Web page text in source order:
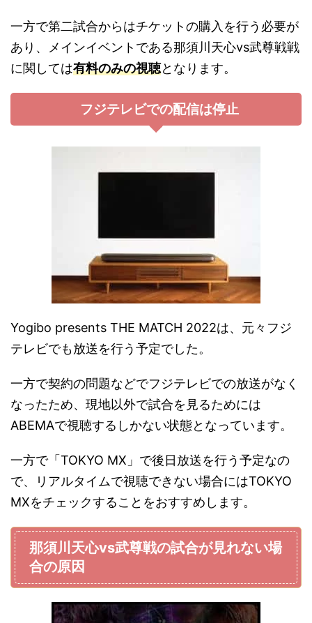
一方で第二試合からはチケットの購入を行う必要が
あり、メインイベントである那須川天心vs武尊戦戦
に関しては有料のみの視聴となります。
フジテレビでの配信は停止
Yogibo presents THE MATCH 2022は、元々フジ
テレビでも放送を行う予定でした。
一方で契約の問題などでフジテレビでの放送がなく
なったため、現地以外で試合を見るためには
ABEMAで視聴するしかない状態となっています。
一方で「TOKYO MX」で後日放送を行う予定なの
で、リアルタイムで視聴できない場合にはTOKYO
MXをチェックすることをおすすめします。
那須川天心vs武尊戦の試合が見れない場
合の原因